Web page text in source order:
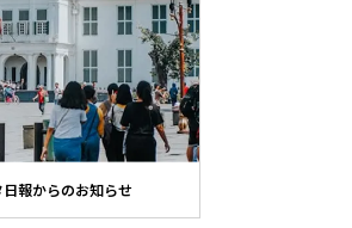
日報からのお知らせ